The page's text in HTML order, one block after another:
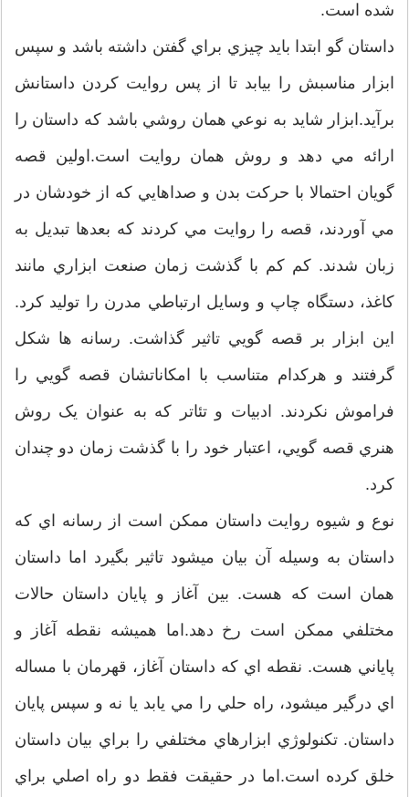
شده است.
داستان گو ابتدا بايد چيزي براي گفتن داشته باشد و سپس
ابزار مناسبش را بيابد تا از پس روايت کردن داستانش
برآيد.ابزار شايد به نوعي همان روشي باشد که داستان را
ارائه مي دهد و روش همان روايت است.اولين قصه
گويان احتمالا با حرکت بدن و صداهايي که از خودشان در
مي آوردند، قصه را روايت مي کردند که بعدها تبديل به
زبان شدند. کم کم با گذشت زمان صنعت ابزاري مانند
کاغذ، دستگاه چاپ و وسايل ارتباطي مدرن را توليد کرد.
اين ابزار بر قصه گويي تاثير گذاشت. رسانه ها شکل
گرفتند و هرکدام متناسب با امکاناتشان قصه گويي را
فراموش نکردند. ادبيات و تئاتر که به عنوان يک روش
هنري قصه گويي، اعتبار خود را با گذشت زمان دو چندان
کرد.
نوع و شيوه روايت داستان ممکن است از رسانه اي که
داستان به وسيله آن بيان ميشود تاثير بگيرد اما داستان
همان است که هست. بين آغاز و پايان داستان حالات
مختلفي ممکن است رخ دهد.اما هميشه نقطه آغاز و
پاياني هست. نقطه اي که داستان آغاز، قهرمان با مساله
اي درگير ميشود، راه حلي را مي يابد يا نه و سپس پايان
داستان. تکنولوژي ابزارهاي مختلفي را براي بيان داستان
خلق کرده است.اما در حقيقت فقط دو راه اصلي براي